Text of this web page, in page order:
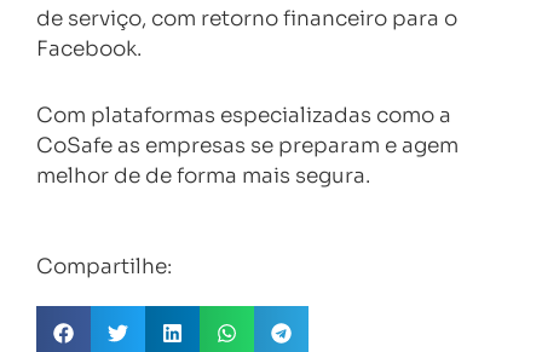
de serviço, com retorno financeiro para o
Facebook.
Com plataformas especializadas como a
CoSafe as empresas se preparam e agem
melhor de de forma mais segura.
Compartilhe: